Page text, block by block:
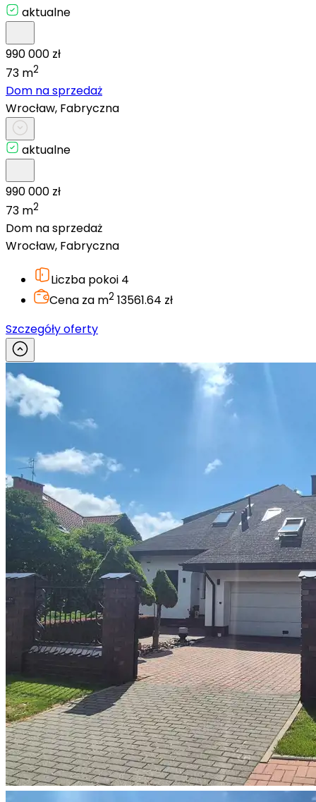
aktualne
990 000 zł
73 m2
Dom na sprzedaż
Wrocław, Fabryczna
aktualne
990 000 zł
73 m2
Dom na sprzedaż
Wrocław, Fabryczna
Liczba pokoi 4
Cena za m2 13561.64 zł
Szczegóły oferty